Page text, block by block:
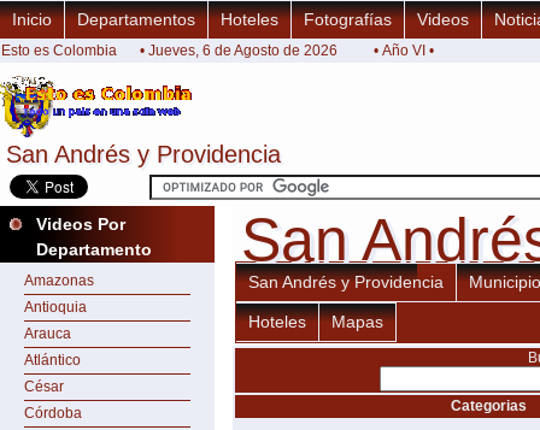
San Andrés y Providencia
San Andrés y Providencia
Inicio Departamentos Hoteles Fotografías Videos
Esto es Colombia • Jueves, 6 de Agosto de 2026 • Año VI •
Videos Por
Departamento
Amazonas
Antioquia
Arauca
Atlántico
César
Córdoba
San
San
San Andrés y Providencia
Hoteles Mapas
Categorias